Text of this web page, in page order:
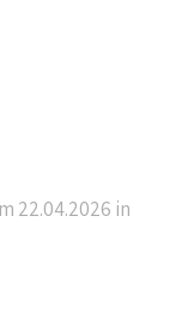
22.04.2026 in